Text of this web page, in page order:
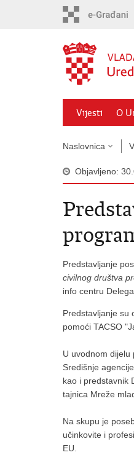
Vijesti O
Naslovnica
Objavljeno:
Predstavljanje
civilnog društva
info centru
Predstavljanje su
pomoći TACSO
U uvodnom dijelu
Središnje
kao i predstavnik
tajnica Mreže
Na skupu je
učinkovite i
EU.